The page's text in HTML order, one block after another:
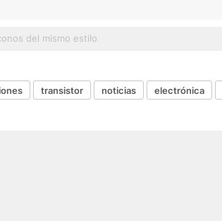
transistor noticias electrónica